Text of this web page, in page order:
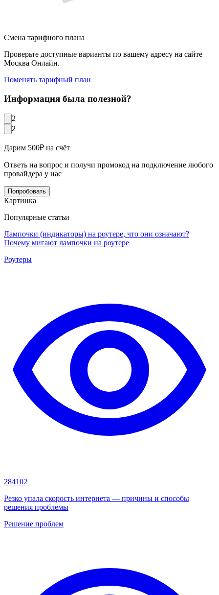
Смена тарифного плана
Проверьте доступные варианты по вашему адресу на сайте
Москва Онлайн.
Поменять тарифный план
Информация была полезной?
2
2
Дарим 500₽ на счёт
Ответь на вопрос и получи промокод на подключение любого
провайдера у нас
Попробовать
Картинка
Популярные статьи
Лампочки (индикаторы) на роутере, что они означают?
Почему мигают лампочки на роутере
Роутеры
284102
Резко упала скорость интернета — причины и способы
решения проблемы
Решение проблем